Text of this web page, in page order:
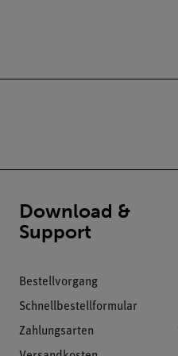
Download &
Support
Bestellvorgang
Schnellbestellformular
Zahlungsarten